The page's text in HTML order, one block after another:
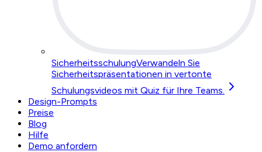
SicherheitsschulungVerwandeln Sie
Sicherheitspräsentationen in vertonte
Schulungsvideos mit Quiz für Ihre Teams.
Design-Prompts
Preise
Blog
Hilfe
Demo anfordern